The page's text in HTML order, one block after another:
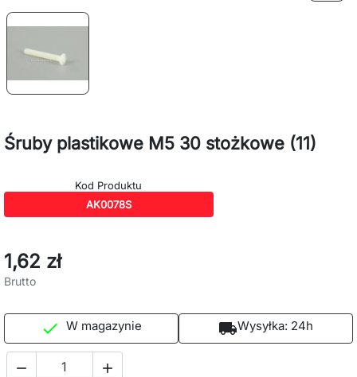
Śruby plastikowe M5 30 stożkowe (11)
Kod Produktu
AK0078S
1,62 zł
Brutto
 W magazynie local_shippingWysyłka: 24h
 